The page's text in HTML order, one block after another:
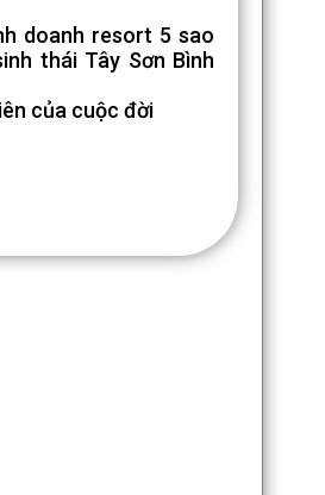
doanh resort 5 sao
thái Tây Sơn Bình
của cuộc đời